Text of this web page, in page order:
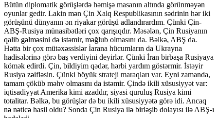
Bütün diplomatik görüşlərdə həmişə masanın altında görünməyən
oyunlar gedir. Lakin mən Çin Xalq Respublikasının sədrinin hər iki
görüşünü dünyanın ən riyakar görüşü adlandırardım. Çünki Çin-
ABŞ-Rusiya münasibətləri çox qarışıqdır. Məsələn, Çin Rusiyanın
qalib gəlməsini də istəmir, məğlub olmasını da. Bəlkə, ABŞ da.
Hətta bir çox mütəxəssislər İarana hücumların da Ukrayna
hadisələrinə görə baş verdiyini deyirlər. Çünki İran birbaşa Rusiyaya
kömək edirdi. Çin, bildiyim qədər, hərbi yardım göstərmir. İstəyir
Rusiya zəifləsin. Çünki böyük strateji maraqları var. Eyni zamanda,
tamam çöküb məhv olmasını da istəmir. Çində ikili xüsusiyyət var:
iqtisadiyyat Amerika kimi azaddır, siyasi quruluş Rusiya kimi
totalitar. Bəlkə, bu görüşlər də bu ikili xüsusiyyətə görə idi. Ancaq
nə nəticə hasil oldu? Sonda Çin Rusiya ilə birləşib dolayısı ilə ABŞ-ı